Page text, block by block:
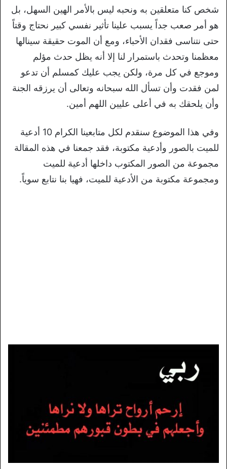
شخص كنا متعلقين به ونحبه ليس بالأمر الهين السهل، بل
هو أمر صعب جداً يسبب علينا تأثير نفسي كبير نحتاج وقتاً
حتى نتناسى فقدان الأحباء، ومع أن الموت حقيقة سينالها
معظمنا وتحدث باستمرار لنا إلا أنه يظل حدث مؤلم
وموجع في كل مرة، ولكن يجب عليك كمسلم أن تدعو
لمن فقدت وأن تسأل الله سبحانه وتعالى أن يرزقه الجنة
وأن يلحقك به في أعلى عليين اللهم أمين.
وفي هذا الموضوع سنقدم لكل متابعينا الكرام 10 أدعية
للميت بالصور وأدعية مكتوبة، فقد جمعنا في هذه المقالة
مجموعة من الصور المكتوب داخلها أدعية للميت
ومجموعة مكتوبة من الأدعية للميت، فهيا بنا نتابع سوياً.